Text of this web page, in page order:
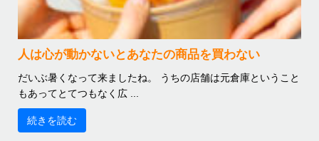
人は心が動かないとあなたの商品を買わない
だいぶ暑くなって来ましたね。 うちの店舗は元倉庫ということ
もあってとてつもなく広 ...
続きを読む